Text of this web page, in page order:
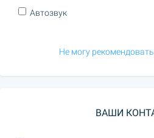
Автозвук
Не могу
ВАШИ